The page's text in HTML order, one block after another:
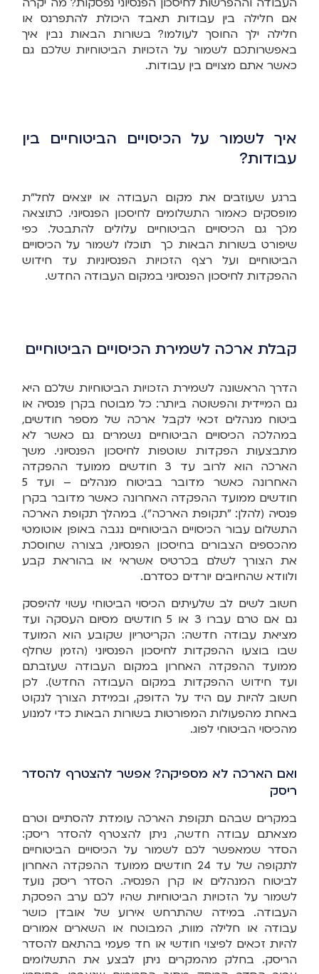
העבודה וההפרשות לחיסכון הפנסיוני נפסקות? מה יקרה
אם חלילה בין עבודות תאבד היכולת להתפרנס או
חלילה ילך החוסך לעולמו? בשורות הבאות נבין איך
באפשרותכם לשמור על הזכויות הביטוחיות שלכם גם
כאשר אתם מצויים בין עבודות.
איך לשמור על הכיסויים הביטוחיים בין
עבודות?
ברגע שעוזבים את מקום העבודה או יוצאים לחל"ת
מופסקים כאמור התשלומים לחיסכון הפנסיוני. כתוצאה
מכך גם הכיסויים הביטוחיים עלולים להתבטל. כפי
שיפורט בשורות הבאות כך תוכלו לשמור על הכיסויים
הביטוחיים ועל רצף הזכויות הפנסיוניות עד חידוש
ההפקדות לחיסכון הפנסיוני במקום העבודה החדש.
קבלת ארכה לשמירת הכיסויים הביטוחיים
הדרך הראשונה לשמירת הזכויות הביטוחיות שלכם היא
גם המיידית והפשוטה ביותר: כל מבוטח בקרן פנסיה או
ביטוח מנהלים זכאי לקבל ארכה של מספר חודשים,
במהלכה הכיסויים הביטוחיים נשמרים גם כאשר לא
מתבצעות הפקדות שוטפות לחיסכון הפנסיוני. משך
הארכה הוא לרוב עד 3 חודשים ממועד ההפקדה
האחרונה כאשר מדובר בביטוח מנהלים – ועד 5
חודשים ממועד ההפקדה האחרונה כאשר מדובר בקרן
פנסיה (להלן: "תקופת הארכה"). במהלך תקופת הארכה
התשלום עבור הכיסויים הביטוחיים נגבה באופן אוטומטי
מהכספים הצבורים בחיסכון הפנסיוני, בצורה שחוסכת
את הצורך לשלם בכרטיס אשראי או בהוראת קבע
ולוודא שהחיובים יורדים כסדרם.
חשוב לשים לב שלעיתים הכיסוי הביטוחי עשוי להיפסק
גם אם טרם עברו 3 או 5 חודשים מסיום העסקה ועד
מציאת עבודה חדשה: הקריטריון שקובע הוא המועד
שבו בוצעו ההפקדות לחיסכון הפנסיוני (הזמן שחלף
ממועד ההפקדה האחרון במקום העבודה שעזבתם
ועד חידוש ההפקדות במקום העבודה החדש). לכן
חשוב להיות עם היד על הדופק, ובמידת הצורך לנקוט
באחת מהפעולות המפורטות בשורות הבאות כדי למנוע
מהכיסוי הביטוחי לפוג.
ואם הארכה לא מספיקה? אפשר להצטרף להסדר
ריסק
במקרים שבהם תקופת הארכה עומדת להסתיים וטרם
מצאתם עבודה חדשה, ניתן להצטרף להסדר ריסק:
הסדר שמאפשר לכם לשמור על הכיסויים הביטוחיים
לתקופה של עד 24 חודשים ממועד ההפקדה האחרון
לביטוח המנהלים או קרן הפנסיה. הסדר ריסק נועד
לשמור על הזכויות הביטוחיות שהיו לכם ערב הפסקת
העבודה. במידה שהתרחש אירוע של אובדן כושר
עבודה או חלילה מוות, המבוטח או השארים אמורים
להיות זכאים לפיצוי חודשי או חד פעמי בהתאם להסדר
הריסק. בחלק מהמקרים ניתן לבצע את התשלומים